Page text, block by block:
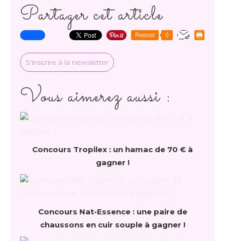
Partager cet article
Repost 0
S'inscrire à la newsletter
Vous aimerez aussi :
Concours Tropilex : un hamac de 70 € à
gagner !
Concours Nat-Essence : une paire de
chaussons en cuir souple à gagner !